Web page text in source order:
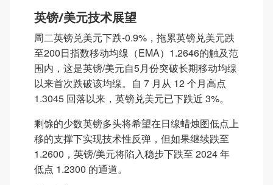
英镑/美元技术展望
周二英镑兑美元下跌-0.9%，拖累英镑兑美元跌
至200日指数移动均缐（EMA）1.2646的触及范
围内，这是英镑/美元自5月份突破长期移动均缐
以来首次跌破该均缐。自 7 月从 12 个月高点
1.3045 回落以来，英镑兑美元已下跌近 3%。
剩馀的少数英镑多头将希望在日缐蜡烛图低点上
移的支撑下实现技术性反弹，但如果继续跌至
1.2600，英镑/美元将陷入稳步下跌至 2024 年
低点 1.2300 的通道。